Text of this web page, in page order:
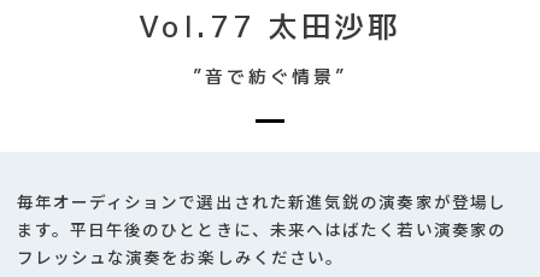
Vol.77 太田沙耶
”音で紡ぐ情景”
毎年オーディションで選出された新進気鋭の演奏家が登場し
ます。平日午後のひとときに、未来へはばたく若い演奏家の
フレッシュな演奏をお楽しみください。